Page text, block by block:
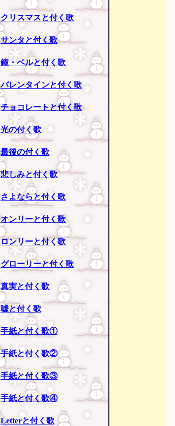
クリスマスと付く歌
サンタと付く歌
鐘・ベルと付く歌
バレンタインと付く歌
チョコレートと付く歌
光の付く歌
最後の付く歌
悲しみと付く歌
さよならと付く歌
オンリーと付く歌
ロンリーと付く歌
グローリーと付く歌
真実と付く歌
嘘と付く歌
手紙と付く歌①
手紙と付く歌②
手紙と付く歌③
手紙と付く歌④
Letterと付く歌